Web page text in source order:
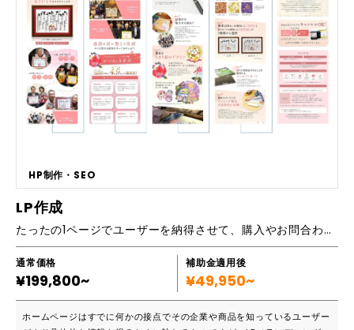
なくマーケティング（SEO・広告運用・SNS・PR等）サポートも一気通
貫で対応することが可能です。また、保守料は無料、何度でも修正し放
題、テキスト内容の変更や画像差し替え程度であれば無料で対応させて頂
きます。目的・目標を達成するためにどのようなアクションを取るべきか
といった戦略・戦術の策定から伴走支援することができます。 ■導入実績
など https://exconsulting.co.jp/web-team/ ■主要機能一覧 ホーム
ページ（HP）制作、ランディングページ（LP）制作、ECサイト制作
HP制作・SEO
LP作成
たったの1ページでユーザーを納得させて、購入やお問合わせなどのアクションにつなげる「優秀な営業マン」
通常価格
¥199,800~
補助金適用後
¥49,950~
ホームページはすでに何かの接点でその企業や商品を知っているユーザー